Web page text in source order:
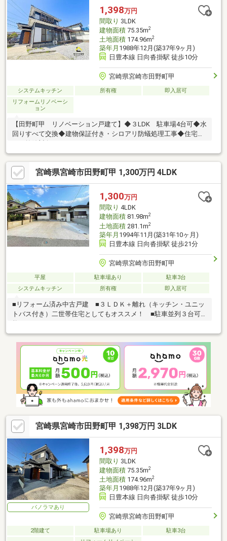
1,398万円
間取り 3LDK
建物面積75.35m2
土地面積174.96m2
築年月 1988年12月(築37年9ヶ月)
日豊本線 日向沓掛駅 徒歩10分
宮崎県宮崎市田野町甲
システムキッチン 所有権
即入居可
リフォームリノベーシ
ョン
【田野町甲 リノベーション戸建て】◆３LDK 駐車場4台可◆水
回りすべて交換◆建物保証付き・シロアリ防蟻処理工事◆住宅ロ
宮崎県宮崎市田野町甲 1,300万円 4LDK
1,300万円
間取り 4LDK
建物面積81.98m2
土地面積281.1m2
築年月 1994年11月(築31年10ヶ月)
日豊本線 日向沓掛駅 徒歩21分
宮崎県宮崎市田野町甲
平屋 駐車場あり
駐車3台
システムキッチン
所有権 即入居可
■リフォーム済み中古戸建 ■３ＬＤＫ＋離れ（キッチン・ユニッ
トバス付き）二世帯住宅としてもオススメ！ ■駐車並列３台可
宮崎県宮崎市田野町甲 1,398万円 3LDK
パノラマあり
1,398万円
間取り 3LDK
建物面積75.35m2
土地面積174.96m2
築年月 1988年12月(築37年9ヶ月)
日豊本線 日向沓掛駅 徒歩10分
宮崎県宮崎市田野町甲
2階建て 駐車場あり 駐車3台